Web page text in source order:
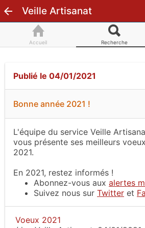
Veille Artisanat
Accueil Recherche
Publié le 04/01/2021
Bonne année 2021 !
L'équipe du service Veille
vous présente ses meilleurs
2021.
En 2021, restez informés !
Abonnez-vous aux alertes
Suivez nous sur Twitter et
Voeux 2021